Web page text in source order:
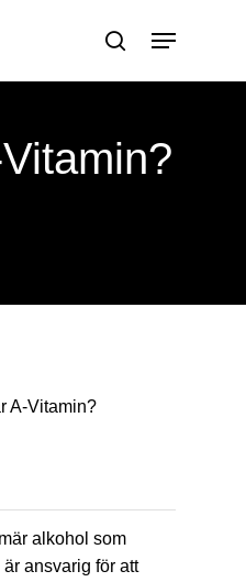
search
Menu
A-Vitamin?
alkohol som
ansvarig för att